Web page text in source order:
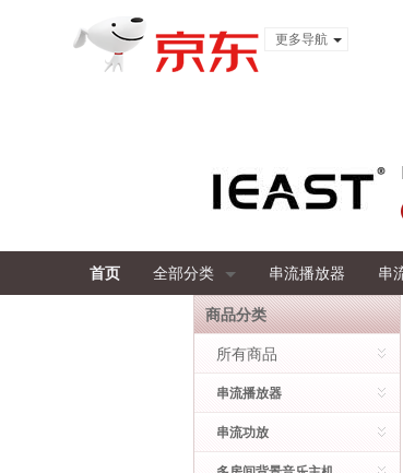
更多导航
首页 全部分类 串流播放器 串
商品分类
所有商品
串流播放器
串流功放